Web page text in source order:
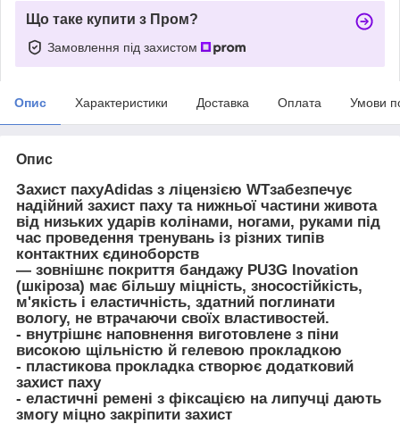
Що таке купити з Пром?
Замовлення під захистом
Опис Характеристики Доставка Оплата Умови
Опис
Захист пахуAdidas з ліцензією WTзабезпечує
надійний захист паху та нижньої частини живота
від низьких ударів колінами, ногами, руками під
час проведення тренувань із різних типів
контактних єдиноборств
— зовнішнє покриття бандажу PU3G Inovation
(шкіроза) має більшу міцність, зносостійкість,
м'якість і еластичність, здатний поглинати
вологу, не втрачаючи своїх властивостей.
- внутрішнє наповнення виготовлене з піни
високою щільністю й гелевою прокладкою
- пластикова прокладка створює додатковий
захист паху
- еластичні ремені з фіксацією на липучці дають
змогу міцно закріпити захист